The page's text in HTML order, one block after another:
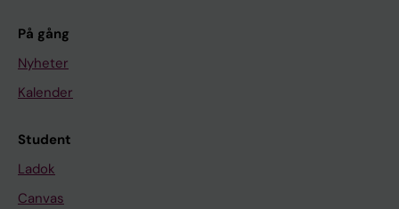
På gång
Nyheter
Kalender
Student
Ladok
Canvas